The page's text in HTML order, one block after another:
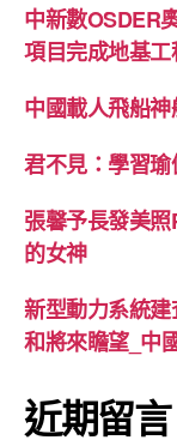
中新數OSDER
項目完成地基
中國載人飛船
君不見：學習
張馨予長發美
的女神
新型動力系統
和將來瞻望_中
近期留言